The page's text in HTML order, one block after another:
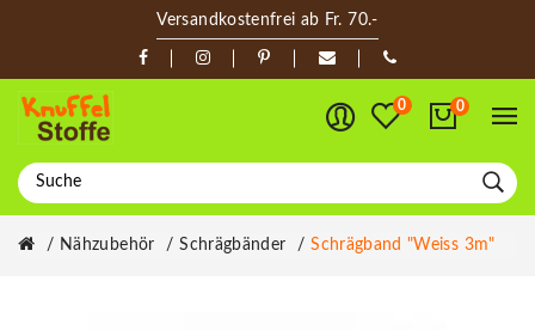
Versandkostenfrei ab Fr. 70.-
0 0
Nähzubehör Schrägbänder Schrägband "Weiss 3m"